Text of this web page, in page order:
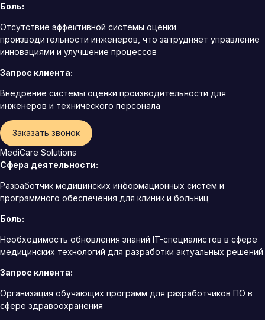
Боль:
Отсутствие эффективной системы оценки
производительности инженеров, что затрудняет управление
инновациями и улучшение процессов
Запрос клиента:
Внедрение системы оценки производительности для
инженеров и технического персонала
Заказать звонок
MediCare Solutions
Сфера деятельности:
Разработчик медицинских информационных систем и
программного обеспечения для клиник и больниц
Боль:
Необходимость обновления знаний IT-специалистов в сфере
медицинских технологий для разработки актуальных решений
Запрос клиента:
Организация обучающих программ для разработчиков ПО в
сфере здравоохранения